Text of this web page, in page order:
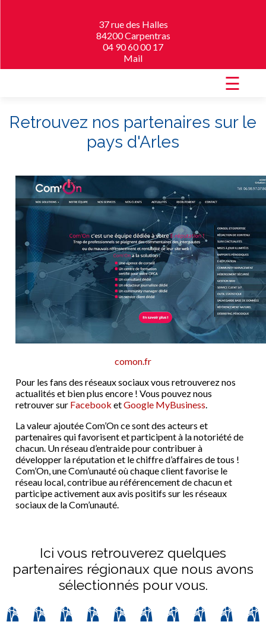
37 rue des Halles
84200 Carpentras
04 90 60 00 17
Mail
☰
Retrouvez nos partenaires sur le
pays d'Arles
comon.fr
Pour les fans des réseaux sociaux vous retrouverez nos
actualités et bien plus encore ! Vous pouvez nous
retrouver sur Facebook etGoogle MyBusiness
La valeur ajoutée Com’On ce sont des acteurs et
partenaires qui favorisent et participent à la notoriété de
chacun. Un réseau d’entraide pour contribuer à
développer la réputation et le chiffre d’affaires de tous !
Com’On, une Com’unauté où chaque client favorise le
réseau local, contribue au référencement de chacun et
participe activement aux avis positifs sur les réseaux
sociaux de la Com’unauté.
Ici vous retrouverez quelques
partenaires régionaux que nous avons
sélectionnés pour vous.